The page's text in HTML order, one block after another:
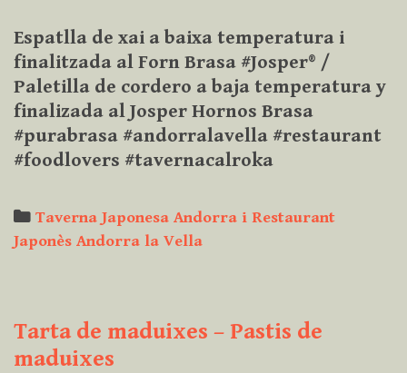
Espatlla de xai a baixa temperatura i
finalitzada al Forn Brasa #Josper® /
Paletilla de cordero a baja temperatura y
finalizada al Josper Hornos Brasa
#purabrasa #andorralavella #restaurant
#foodlovers #tavernacalroka
Categories
Taverna Japonesa Andorra i Restaurant
Japonès Andorra la Vella
Tarta de maduixes – Pastis de
maduixes